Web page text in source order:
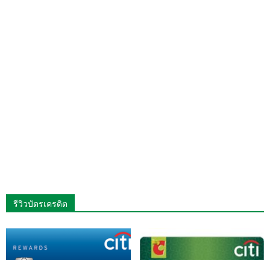
รีวิวบัตรเครดิต